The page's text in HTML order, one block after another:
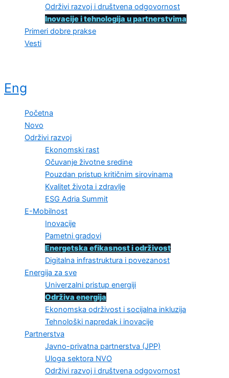
Održivi razvoj i društvena odgovornost
Inovacije i tehnologija u partnerstvima
Primeri dobre prakse
Vesti
Eng
Početna
Novo
Održivi razvoj
Ekonomski rast
Očuvanje životne sredine
Pouzdan pristup kritičnim sirovinama
Kvalitet života i zdravlje
ESG Adria Summit
E-Mobilnost
Inovacije
Pametni gradovi
Energetska efikasnost i održivost
Digitalna infrastruktura i povezanost
Energija za sve
Univerzalni pristup energiji
Održiva energija
Ekonomska održivost i socijalna inkluzija
Tehnološki napredak i inovacije
Partnerstva
Javno-privatna partnerstva (JPP)
Uloga sektora NVO
Održivi razvoj i društvena odgovornost